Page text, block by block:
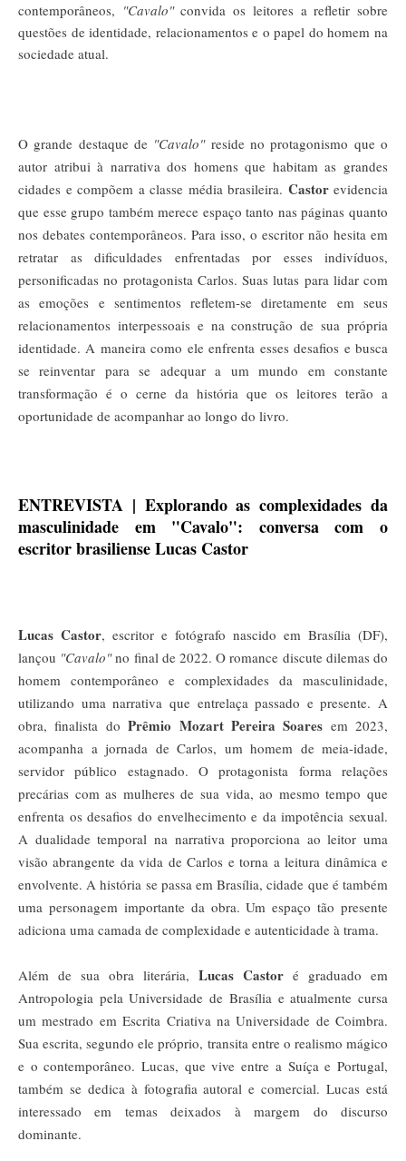
contemporâneos, "Cavalo"convida os leitores a refletir sobre
questões de identidade, relacionamentos e o papel do homem na
sociedade atual.
O grande destaque de "Cavalo"reside no protagonismo que o
autor atribui à narrativa dos homens que habitam as grandes
cidades e compõem a classe média brasileira. Castorevidencia
que esse grupo também merece espaço tanto nas páginas quanto
nos debates contemporâneos. Para isso, o escritor não hesita em
retratar as dificuldades enfrentadas por esses indivíduos,
personificadas no protagonista Carlos. Suas lutas para lidar com
as emoções e sentimentos refletem-se diretamente em seus
relacionamentos interpessoais e na construção de sua própria
identidade. A maneira como ele enfrenta esses desafios e busca
se reinventar para se adequar a um mundo em constante
transformação é o cerne da história que os leitores terão a
oportunidade de acompanhar ao longo do livro.
ENTREVISTA | Explorando as complexidades da
masculinidade em "Cavalo": conversa com o
escritor brasiliense Lucas Castor
Lucas Castor, escritor e fotógrafo nascido em Brasília (DF),
lançou "Cavalo"no final de 2022. O romance discute dilemas do
homem contemporâneo e complexidades da masculinidade,
utilizando uma narrativa que entrelaça passado e presente. A
obra, finalista doPrêmio Mozart Pereira Soares em 2023,
acompanha a jornada de Carlos, um homem de meia-idade,
servidor público estagnado. O protagonista forma relações
precárias com as mulheres de sua vida, ao mesmo tempo que
enfrenta os desafios do envelhecimento e da impotência sexual.
A dualidade temporal na narrativa proporciona ao leitor uma
visão abrangente da vida de Carlos e torna a leitura dinâmica e
envolvente. A história se passa em Brasília, cidade que é também
uma personagem importante da obra. Um espaço tão presente
adiciona uma camada de complexidade e autenticidade à trama.
Além de sua obra literária, Lucas Castor é graduado em
Antropologia pela Universidade de Brasília e atualmente cursa
um mestrado em Escrita Criativa na Universidade de Coimbra.
Sua escrita, segundo ele próprio, transita entre o realismo mágico
e o contemporâneo. Lucas, que vive entre a Suíça e Portugal,
também se dedica à fotografia autoral e comercial. Lucas está
interessado em temas deixados à margem do discurso
dominante.